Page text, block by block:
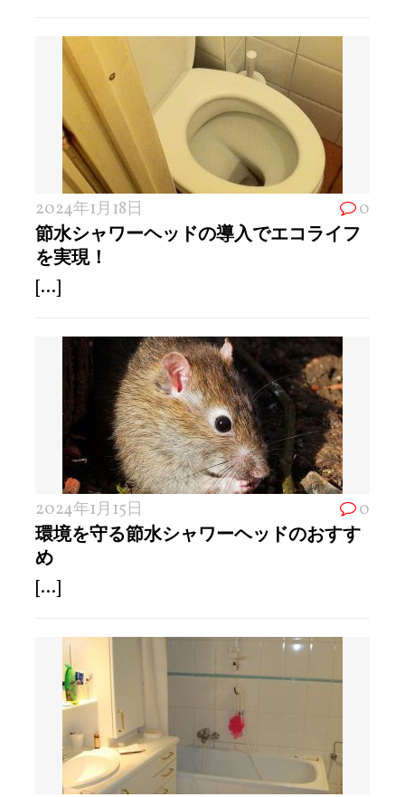
2024年1月18日 0
節水シャワーヘッドの導入でエコライフ
を実現！
[...]
2024年1月15日 0
環境を守る節水シャワーヘッドのおすす
め
[...]